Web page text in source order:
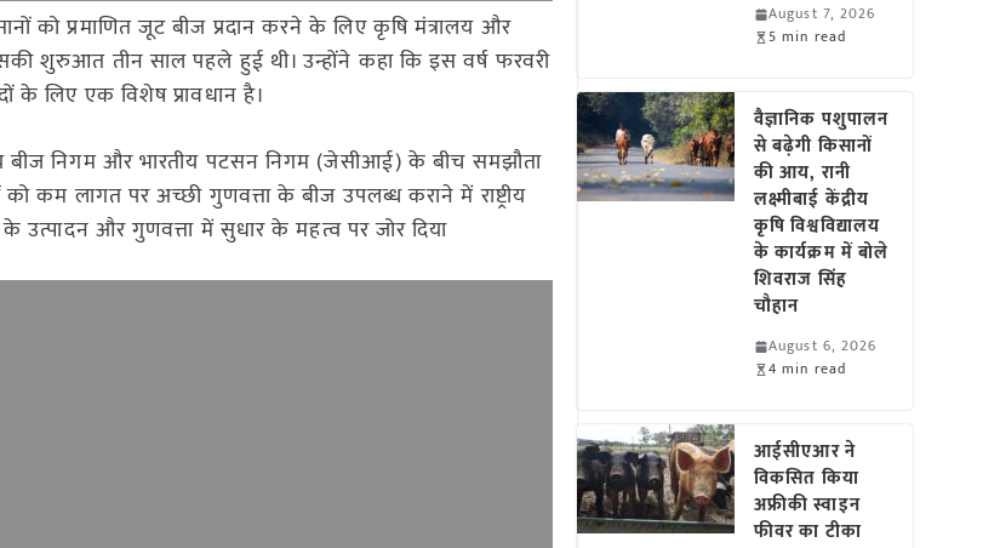
को प्रमाणित जूट बीज प्रदान करने के लिए कृषि मंत्रालय और
शुरुआत तीन साल पहले हुई थी। उन्होंने कहा कि इस वर्ष फरवरी
के लिए एक विशेष प्रावधान है।
बीज निगम और भारतीय पटसन निगम (जेसीआई) के बीच समझौता
को कम लागत पर अच्छी गुणवत्ता के बीज उपलब्ध कराने में राष्ट्रीय
उत्पादन और गुणवत्ता में सुधार के महत्व पर जोर दिया
August 7, 2026
5 min read
वैज्ञानिक पशुपालन
से बढ़ेगी किसानों
की आय, रानी
लक्ष्मीबाई केंद्रीय
कृषि विश्वविद्यालय
के कार्यक्रम में बोले
शिवराज सिंह
चौहान
August 6, 2026
4 min read
आईसीएआर ने
विकसित किया
अफ्रीकी स्वाइन
फीवर का टीका